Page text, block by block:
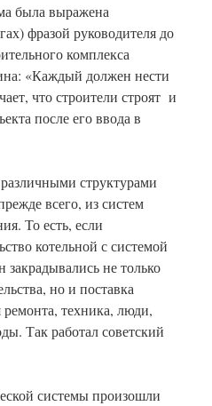
была выражена
фразой руководителя до
комплекса
«Каждый должен нести
что строители строят и
после его ввода в
структурами
всего, из систем
То есть, если
котельной с системой
закрадывались не только
но и поставка
техника, люди,
Так работал советский
системы произошли